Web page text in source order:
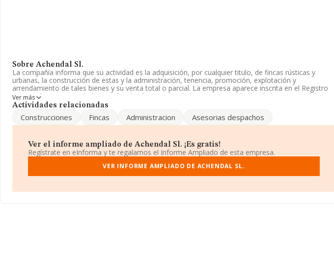
Sobre Achendal Sl.
La compañía informa que su actividad es la adquisición, por cualquier titulo, de fincas rústicas y
urbanas, la construcción de estas y la administración, tenencia, promoción, explotación y
arrendamiento de tales bienes y su venta total o parcial. La empresa aparece inscrita en el Registro
Mercantil como Sociedad Limitada. Clasifica su actividad CNAE como 'Alquiler de bienes inmobiliarios
por cuenta propia', código 6820. La sociedad no tiene actividad en mercados exteriores.
Es posible ponerse en contacto con la empresa a través del teléfono 914164104.
(28002), en el municipio de Madrid, Madrid.
En base a la información de la que dispone INFORMA sobre 132.555 compañías, a nivel nacional la
facturación asciende a 22.737 millones de euros y se calcula un promedio de facturación de 171 mil
euros entre todas las compañías. En cuanto a la información relativa a la provincia de Madrid, en la
millones de euros. Para aportar ulterior información de interés en el ámbito sectorial, la antigüedad
Ver más
Actividades relacionadas
Construcciones Fincas Administracion Asesorias despachos
Ver el informe ampliado de Achendal Sl. ¡Es gratis!
Regístrate en eInforma y te regalamos el Informe Ampliado de esta empresa.
VER INFORME AMPLIADO DE ACHENDAL SL.